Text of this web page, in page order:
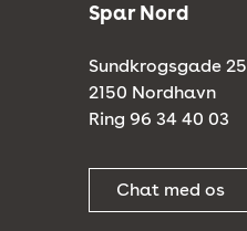
Spar Nord
Sundkrogsgade 25
2150 Nordhavn
Ring 96 34 40 03
Chat med os